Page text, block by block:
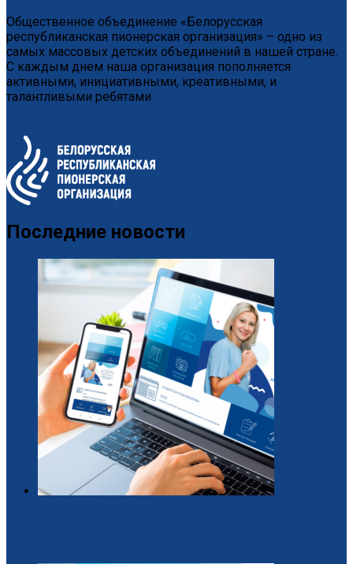
Общественное объединение «Белорусская
республиканская пионерская организация» – одно из
самых массовых детских объединений в нашей стране.
С каждым днем наша организация пополняется
активными, инициативными, креативными, и
талантливыми ребятами
Последние новости